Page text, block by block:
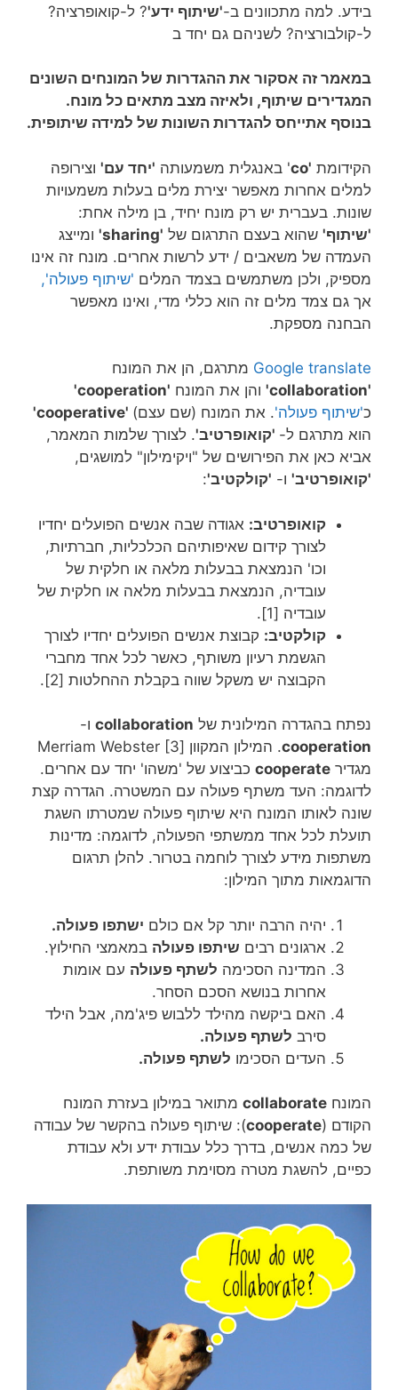
בידע. למה מתכוונים ב-'שיתוף ידע'? ל-קואופרציה?
ל-קולבורציה? לשניהם גם יחד ב
במאמר זה אסקור את ההגדרות של המונחים השונים
המגדירים שיתוף, ולאיזה מצב מתאים כל מונח.
בנוסף אתייחס להגדרות השונות של למידה שיתופית.
הקידומת 'co ' באנגלית משמעותה 'יחד עם' וצירופה
למלים אחרות מאפשר יצירת מלים בעלות משמעויות
שונות. בעברית יש רק מונח יחיד, בן מילה אחת:
'שיתוף' שהוא בעצם התרגום של 'sharing'
ומייצג
העמדה של משאבים / ידע לרשות אחרים. מונח זה אינו
מספיק, ולכן משתמשים בצמד המלים 'שיתוף פעולה',
אך גם צמד מלים זה הוא כללי מדי, ואינו מאפשר
הבחנה מספקת.
Google translate מתרגם, הן את המונח
'collaboration'
והן את המונח 'cooperation'
כ'שיתוף פעולה'. את המונח (שם עצם) 'cooperative'
הוא מתרגם ל- 'קואופרטיב'. לצורך שלמות המאמר,
אביא כאן את הפירושים של "ויקימילון" למושגים,
'קואופרטיב' ו- 'קולקטיב':
קואופרטיב: אגודה שבה אנשים הפועלים יחדיו
לצורך קידום שאיפותיהם הכלכליות, חברתיות,
וכו' הנמצאת בבעלות מלאה או חלקית של
עובדיה, הנמצאת בבעלות מלאה או חלקית של
עובדיה [1].
קולקטיב: קבוצת אנשים הפועלים יחדיו לצורך
הגשמת רעיון משותף, כאשר לכל אחד מחברי
הקבוצה יש משקל שווה בקבלת ההחלטות [2].
נפתח בהגדרה המילונית של collaboration ו-
cooperation
. המילון המקוון [Merriam Webster [3
מגדיר cooperate כביצוע של 'משהו' יחד עם אחרים.
לדוגמה: העד משתף פעולה עם המשטרה. הגדרה קצת
שונה לאותו המונח היא שיתוף פעולה שמטרתו השגת
תועלת לכל אחד ממשתפי הפעולה, לדוגמה: מדינות
משתפות מידע לצורך לוחמה בטרור. להלן תרגום
הדוגמאות מתוך המילון:
יהיה הרבה יותר קל אם כולם ישתפו פעולה.
ארגונים רבים שיתפו פעולה במאמצי החילוץ.
המדינה הסכימה לשתף פעולה עם אומות
אחרות בנושא הסכם הסחר.
האם ביקשה מהילד ללבוש פיג'מה, אבל הילד
סירב לשתף פעולה.
העדים הסכימו לשתף פעולה.
המונח collaborate מתואר במילון בעזרת המונח
הקודם (cooperate): שיתוף פעולה בהקשר של עבודה
של כמה אנשים, בדרך כלל עבודת ידע ולא עבודת
כפיים, להשגת מטרה מסוימת משותפת.